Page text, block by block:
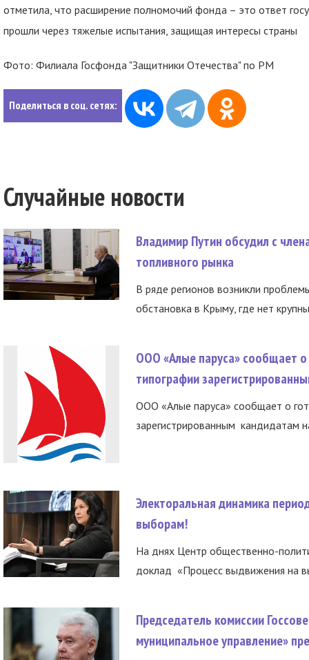
отметила, что расширение полномочий фонда – это ответ
прошли через тяжелые испытания, защищая интересы страны
Фото: Филиала Госфонда "Защитники Отечества" по РМ
Поделиться в соц. сетях:
Случайные новости
Владимир Путин обсудил с
топливного рынка
В ряде регионов возникли
обстановка в Крыму, где нет
ООО «Алые паруса» сообщает о
типографии
ООО «Алые паруса» сообщает о
зарегистрированным кандидатам
Электоральная динамика
выборам!
На днях Центр общественно-
доклад «Процесс выдвижения на
Председатель комиссии
муниципальное управление»